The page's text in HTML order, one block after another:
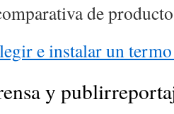
de
e instalar un
y